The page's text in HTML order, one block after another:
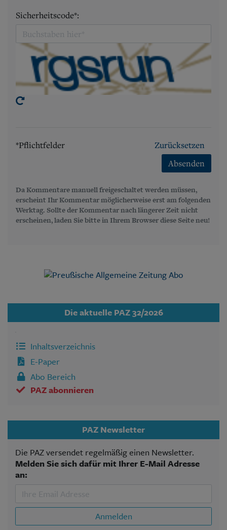
Sicherheitscode*:
*Pflichtfelder
Zurücksetzen
Absenden
Da Kommentare manuell freigeschaltet werden müssen,
erscheint Ihr Kommentar möglicherweise erst am folgenden
Werktag. Sollte der Kommentar nach längerer Zeit nicht
erscheinen, laden Sie bitte in Ihrem Browser diese Seite neu!
Die aktuelle PAZ 32/2026
Inhaltsverzeichnis
E-Paper
Abo Bereich
PAZ abonnieren
PAZ Newsletter
Die PAZ versendet regelmäßig einen Newsletter.
Melden Sie sich dafür mit Ihrer E-Mail Adresse
an:
Anmelden